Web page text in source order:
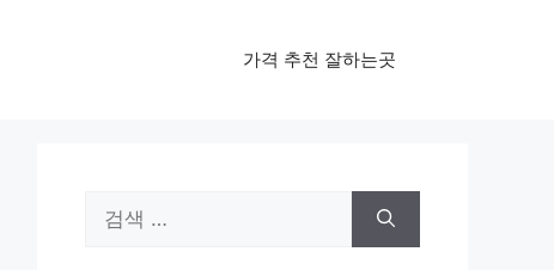
가격 추천 잘하는곳
색: